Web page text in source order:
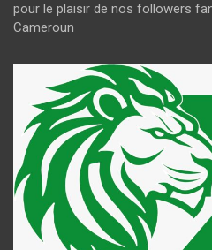
pour le plaisir de nos followers
Cameroun